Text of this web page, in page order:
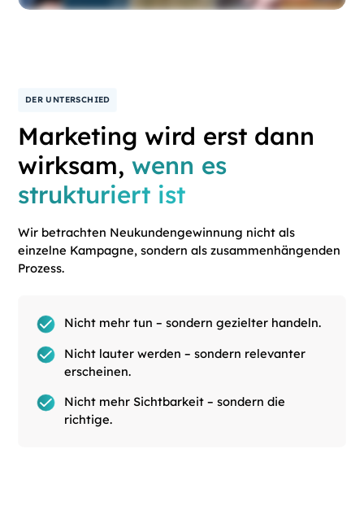
DER UNTERSCHIED
Marketing wird erst dann
wirksam,wenn es
strukturiert ist
Wir betrachten Neukundengewinnung nicht als
einzelne Kampagne, sondern als zusammenhängenden
Prozess.
Nicht mehr tun – sondern gezielter handeln.
Nicht lauter werden – sondern relevanter
erscheinen.
Nicht mehr Sichtbarkeit – sondern die
richtige.